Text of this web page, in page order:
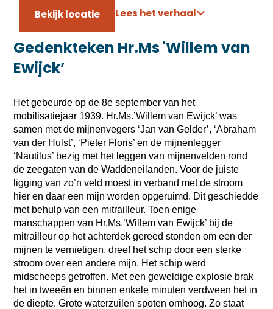
Bekijk locatie Lees het verhaal
Gedenkteken Hr.Ms 'Willem van
Ewijck’
Het gebeurde op de 8e september van het
mobilisatiejaar 1939. Hr.Ms.’Willem van Ewijck’ was
samen met de mijnenvegers ‘Jan van Gelder’, ‘Abraham
van der Hulst’, ‘Pieter Floris’ en de mijnenlegger
‘Nautilus’ bezig met het leggen van mijnenvelden rond
de zeegaten van de Waddeneilanden. Voor de juiste
ligging van zo’n veld moest in verband met de stroom
hier en daar een mijn worden opgeruimd. Dit geschiedde
met behulp van een mitrailleur. Toen enige
manschappen van Hr.Ms.’Willem van Ewijck’ bij de
mitrailleur op het achterdek gereed stonden om een der
mijnen te vernietigen, dreef het schip door een sterke
stroom over een andere mijn. Het schip werd
midscheeps getroffen. Met een geweldige explosie brak
het in tweeën en binnen enkele minuten verdween het in
de diepte. Grote waterzuilen spoten omhoog. Zo staat